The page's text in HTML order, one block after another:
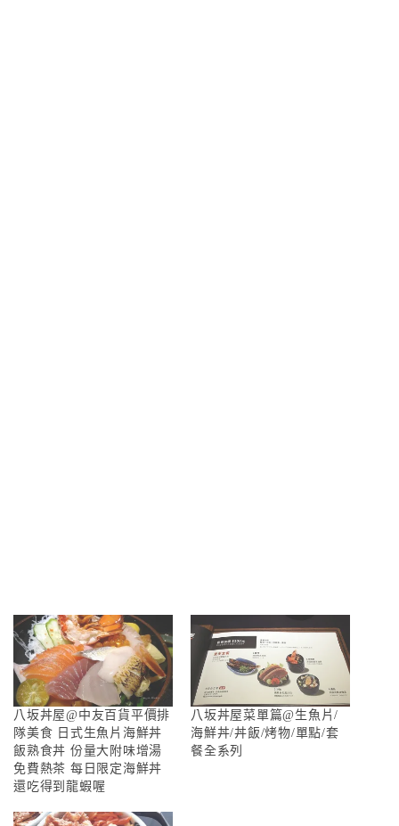
八坂丼屋@中友百貨平價排
隊美食 日式生魚片海鮮丼
飯熟食丼 份量大附味增湯
免費熱茶 每日限定海鮮丼
還吃得到龍蝦喔
八坂丼屋菜單篇@生魚片/
海鮮丼/丼飯/烤物/單點/套
餐全系列